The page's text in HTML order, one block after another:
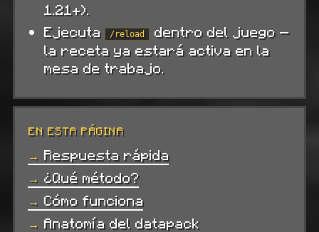
1.21+).
Ejecuta
/reload
dentro del juego —
la receta ya estará activa en la
mesa de trabajo.
EN ESTA PÁGINA
Respuesta rápida
¿Qué método?
Cómo funciona
Anatomía del datapack